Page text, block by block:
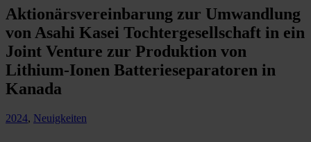
Aktionärsvereinbarung zur Umwandlung
von Asahi Kasei Tochtergesellschaft in ein
Joint Venture zur Produktion von
Lithium-Ionen Batterieseparatoren in
Kanada
2024, Neuigkeiten